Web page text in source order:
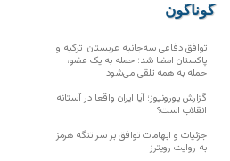
گوناگون
توافق دفاعی سه‌جانبه عربستان، ترکیه و
پاکستان امضا شد؛ حمله به یک عضو،
حمله به همه تلقی می‌شود
گزارش یورونیوز؛ آیا ایران واقعا در آستانه
انقلاب است؟
جزئیات و ابهامات توافق بر سر تنگه هرمز
به روایت رویترز